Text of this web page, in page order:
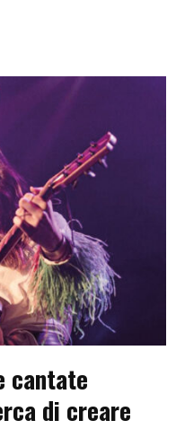
cantate
di creare